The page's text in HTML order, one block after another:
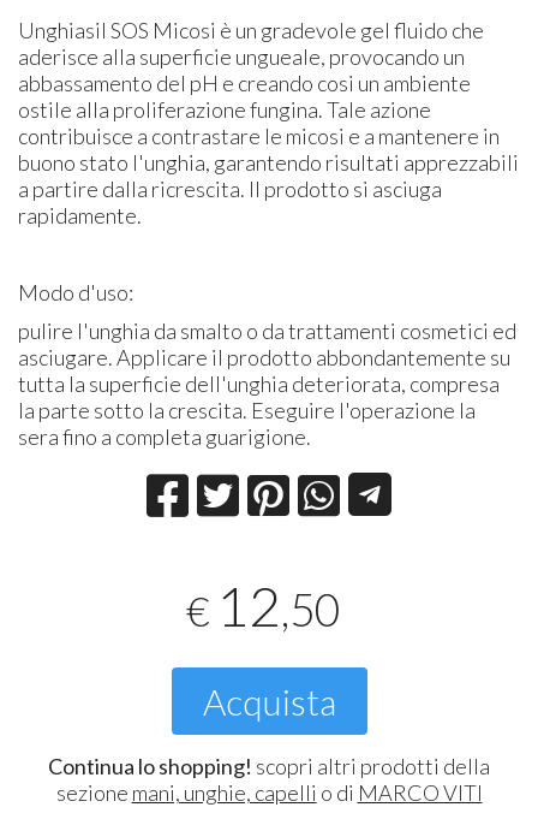
Unghiasil SOS Micosi è un gradevole gel fluido che
aderisce alla superficie ungueale, provocando un
abbassamento del pH e creando cosi un ambiente
ostile alla proliferazione fungina. Tale azione
contribuisce a contrastare le micosi e a mantenere in
buono stato l'unghia, garantendo risultati apprezzabili
a partire dalla ricrescita. Il prodotto si asciuga
rapidamente.
Modo d'uso:
pulire l'unghia da smalto o da trattamenti cosmetici ed
asciugare. Applicare il prodotto abbondantemente su
tutta la superficie dell'unghia deteriorata, compresa
la parte sotto la crescita. Eseguire l'operazione la
sera fino a completa guarigione.
€ 12,50
Acquista
Continua lo shopping! scopri altri prodotti della
sezione mani, unghie, capelli o di MARCO VITI